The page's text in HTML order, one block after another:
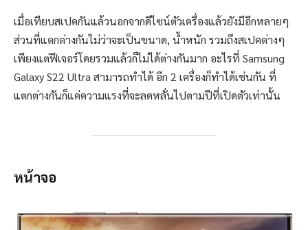
เมื่อเทียบสเปคกันแล้วนอกจากดีไซน์ตัวเครื่องแล้วยังมีอีกหลายๆ
ส่วนที่แตกต่างกันไม่ว่าจะเป็นขนาด, น้ำหนัก รวมถึงสเปคต่างๆ
เพียงแต่ฟีเจอร์โดยรวมแล้วก็ไม่ได้ต่างกันมาก อะไรที่ Samsung
Galaxy S22 Ultra สามารถทำได้ อีก 2 เครื่องก็ทำได้เช่นกัน ที่
แตกต่างกันก็แค่ความแรงที่จะลดหลั่นไปตามปีที่เปิดตัวเท่านั้น
หน้าจอ